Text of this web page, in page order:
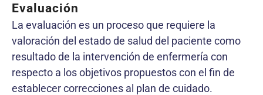
Evaluación
La evaluación es un proceso que requiere la
valoración del estado de salud del paciente como
resultado de la intervención de enfermería con
respecto a los objetivos propuestos con el fin de
establecer correcciones al plan de cuidado.